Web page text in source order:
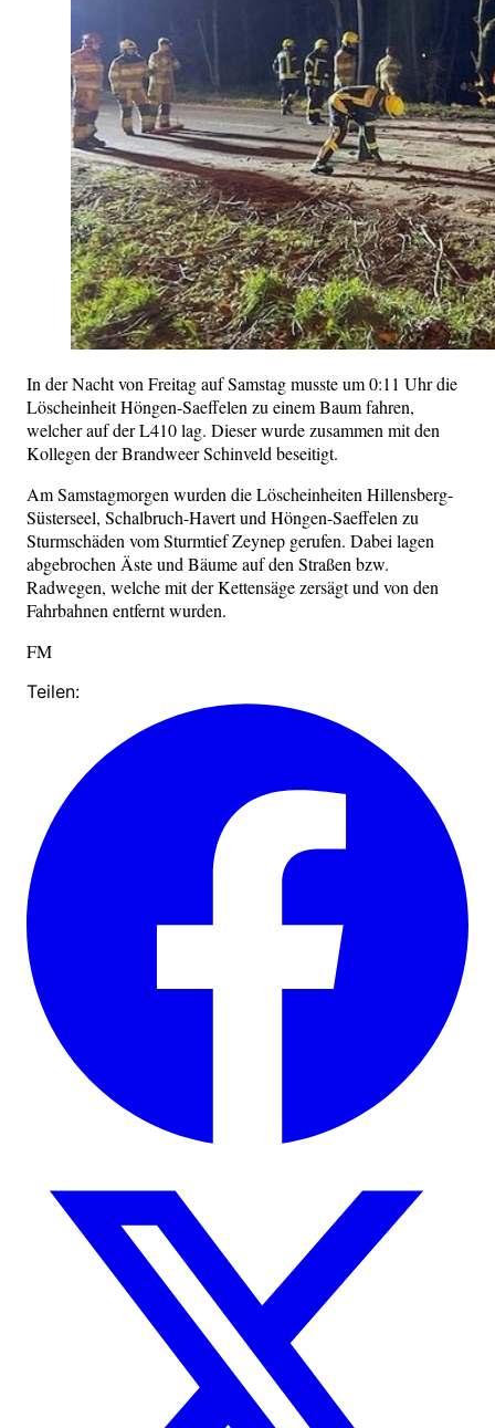
In der Nacht von Freitag auf Samstag musste um 0:11 Uhr die
Löscheinheit Höngen-Saeffelen zu einem Baum fahren,
welcher auf der L410 lag. Dieser wurde zusammen mit den
Kollegen der Brandweer Schinveld beseitigt.
Am Samstagmorgen wurden die Löscheinheiten Hillensberg-
Süsterseel, Schalbruch-Havert und Höngen-Saeffelen zu
Sturmschäden vom Sturmtief Zeynep gerufen. Dabei lagen
abgebrochen Äste und Bäume auf den Straßen bzw.
Radwegen, welche mit der Kettensäge zersägt und von den
Fahrbahnen entfernt wurden.
FM
Teilen: